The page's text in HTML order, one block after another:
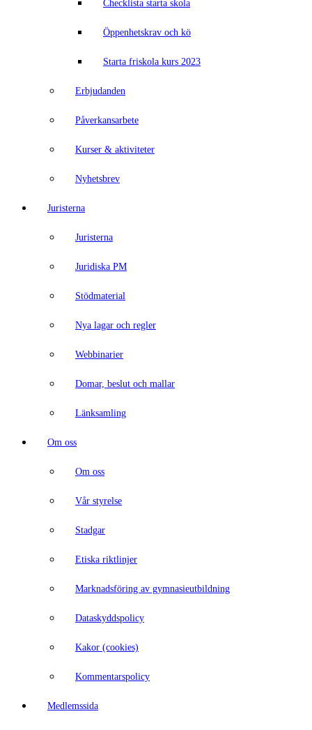
Checklista starta skola
Öppenhetskrav och kö
Starta friskola kurs 2023
Erbjudanden
Påverkansarbete
Kurser & aktiviteter
Nyhetsbrev
Juristerna
Juristerna
Juridiska PM
Stödmaterial
Nya lagar och regler
Webbinarier
Domar, beslut och mallar
Länksamling
Om oss
Om oss
Vår styrelse
Stadgar
Etiska riktlinjer
Marknadsföring av gymnasieutbildning
Dataskyddspolicy
Kakor (cookies)
Kommentarspolicy
Medlemssida